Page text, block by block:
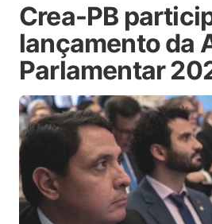
Crea-PB
lançamento da
Parlamentar